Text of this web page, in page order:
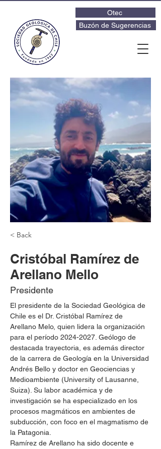
Otec
Buzón de Sugerencias
< Back
Cristóbal Ramírez de
Arellano Mello
Presidente
El presidente de la Sociedad Geológica de
Chile es el Dr. Cristóbal Ramírez de
Arellano Melo, quien lidera la organización
para el período 2024-2027. Geólogo de
destacada trayectoria, es además director
de la carrera de Geología en la Universidad
Andrés Bello y doctor en Geociencias y
Medioambiente (University of Lausanne,
Suiza). Su labor académica y de
investigación se ha especializado en los
procesos magmáticos en ambientes de
subducción, con foco en el magmatismo de
la Patagonia.​
Ramírez de Arellano ha sido docente e